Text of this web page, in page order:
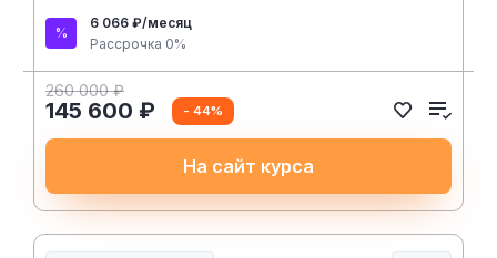
6 066 ₽/месяц
Рассрочка 0%
260 000 ₽
145 600 ₽ - 44%
На сайт курса